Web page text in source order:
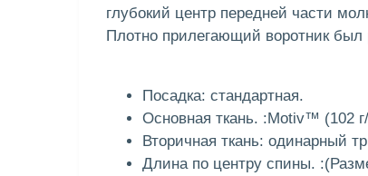
глубокий центр передней части
Плотно прилегающий воротник
Посадка: стандартная.
Основная ткань. :Motiv™ (102
Вторичная ткань: одинарный
Длина по центру спины.